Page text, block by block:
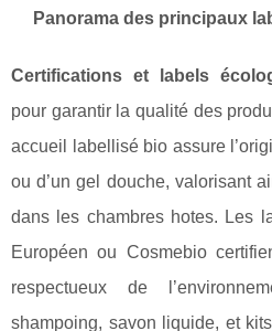
Panorama des principaux
Certifications et labels
pour garantir la qualité des
accueil labellisé bio assure
ou d’un gel douche, valorisant
dans les chambres hotes. Les
Européen ou Cosmebio
respectueux de
shampoing, savon liquide, et